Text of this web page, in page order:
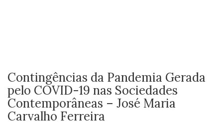
Contingências da Pandemia Gerada
pelo COVID-19 nas Sociedades
Contemporâneas – José Maria
Carvalho Ferreira